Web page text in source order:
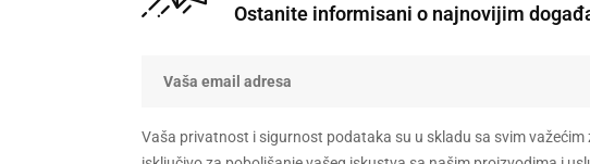
Ostanite informisani o najnovijim
Vaša privatnost i sigurnost podataka su u skladu sa svim